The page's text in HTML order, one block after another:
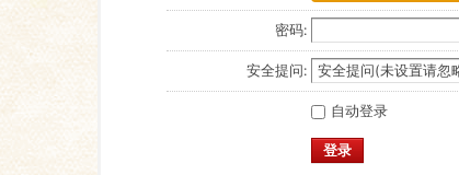
密码:
安全提问:
自动登录
登录